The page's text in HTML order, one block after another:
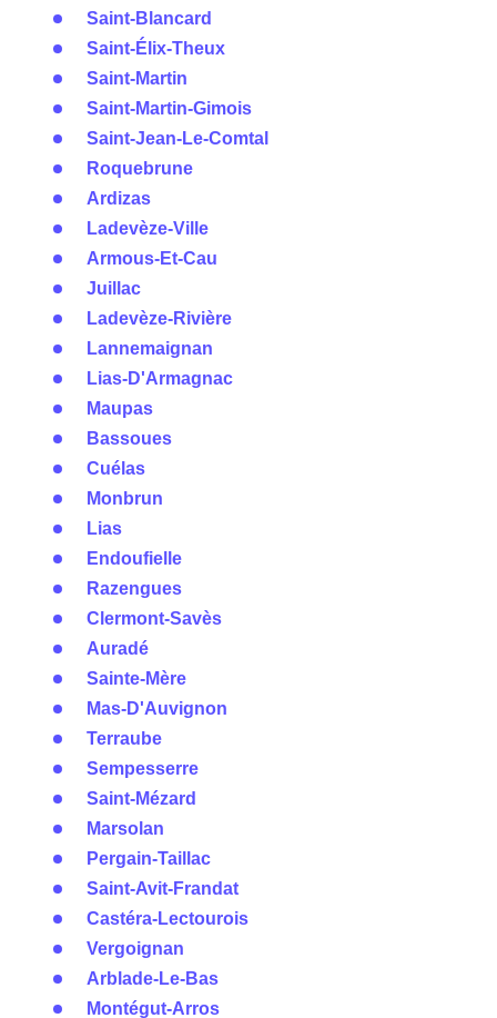
Saint-Blancard
Saint-Élix-Theux
Saint-Martin
Saint-Martin-Gimois
Saint-Jean-Le-Comtal
Roquebrune
Ardizas
Ladevèze-Ville
Armous-Et-Cau
Juillac
Ladevèze-Rivière
Lannemaignan
Lias-D'Armagnac
Maupas
Bassoues
Cuélas
Monbrun
Lias
Endoufielle
Razengues
Clermont-Savès
Auradé
Sainte-Mère
Mas-D'Auvignon
Terraube
Sempesserre
Saint-Mézard
Marsolan
Pergain-Taillac
Saint-Avit-Frandat
Castéra-Lectourois
Vergoignan
Arblade-Le-Bas
Montégut-Arros